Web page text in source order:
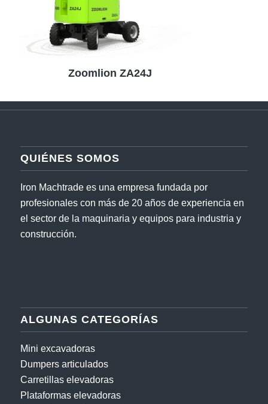
Zoomlion ZA24J
QUIÉNES SOMOS
Iron Machtrade es una empresa fundada por
profesionales con más de 20 años de experiencia en
el sector de la maquinaria y equipos para industria y
construcción.
ALGUNAS CATEGORÍAS
Mini excavadoras
Dumpers articulados
Carretillas elevadoras
Plataformas elevadoras